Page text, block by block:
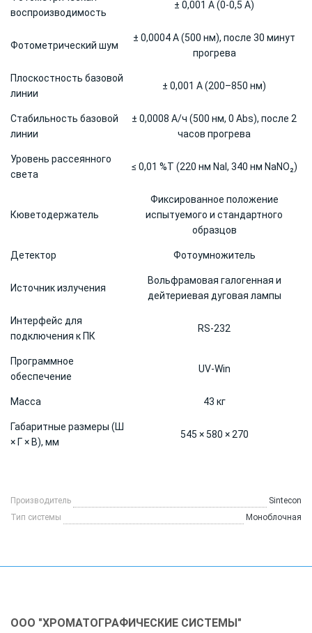
воспроизводимость
± 0,001 A (0-0,5 A)
Фотометрический шум
± 0,0004 A (500 нм), после 30 минут
прогрева
Плоскостность базовой
линии
± 0,001 A (200–850 нм)
Стабильность базовой
линии
± 0,0008 A/ч (500 нм, 0 Abs), после 2
часов прогрева
Уровень рассеянного
света
≤ 0,01 %T (220 нм NaI, 340 нм NaNO₂)
Кюветодержатель
Фиксированное положение
испытуемого и стандартного
образцов
Детектор Фотоумножитель
Источник излучения
Вольфрамовая галогенная и
дейтериевая дуговая лампы
Интерфейс для
подключения к ПК
RS-232
Программное
обеспечение
UV-Win
Масса 43 кг
Габаритные размеры (Ш
× Г × В), мм
545 × 580 × 270
Производитель
Sintecon
Тип системы
Моноблочная
ООО "ХРОМАТОГРАФИЧЕСКИЕ СИСТЕМЫ"